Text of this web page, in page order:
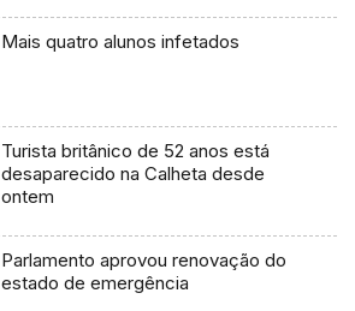
Mais quatro alunos infetados
Turista britânico de 52 anos está
desaparecido na Calheta desde
ontem
Parlamento aprovou renovação do
estado de emergência